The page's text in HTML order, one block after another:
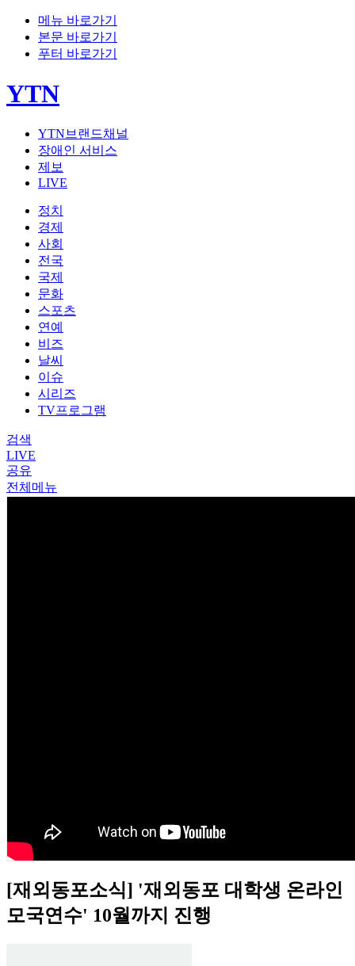
메뉴 바로가기
본문 바로가기
푸터 바로가기
YTN
YTN브랜드채널
장애인 서비스
제보
LIVE
정치
경제
사회
전국
국제
문화
스포츠
연예
비즈
날씨
이슈
시리즈
TV프로그램
검색
LIVE
공유
전체메뉴
[재외동포소식] '재외동포 대학생 온라인
모국연수' 10월까지 진행